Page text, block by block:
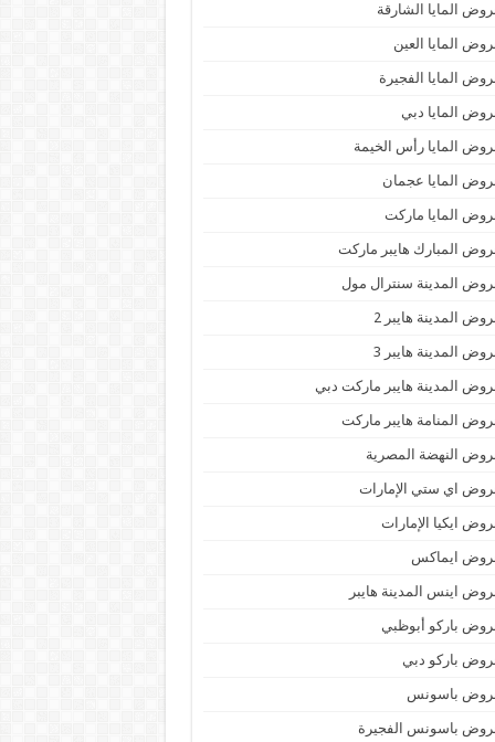
المايا الشارقة
المايا العين
المايا الفجيرة
المايا دبي
المايا رأس الخيمة
المايا عجمان
المايا ماركت
المبارك هايبر ماركت
المدينة سنترال مول
المدينة هايبر 2
المدينة هايبر 3
المدينة هايبر ماركت دبي
المنامة هايبر ماركت
النهضة المصرية
اي ستي الإمارات
ايكيا الإمارات
ايماكس
اينس المدينة هايبر
باركو أبوظبي
باركو دبي
باسونس
باسونس الفجيرة